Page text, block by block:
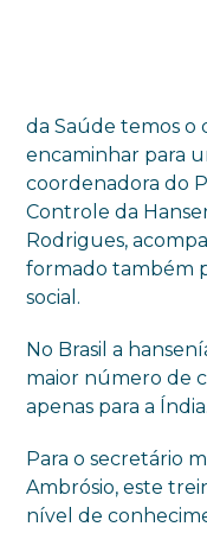
da Saúde temos o
encaminhar para
coordenadora do
Controle da
Rodrigues,
formado também
social.
No Brasil a
maior número de
apenas para a Índia.
Para o secretário
Ambrósio, este
nível de